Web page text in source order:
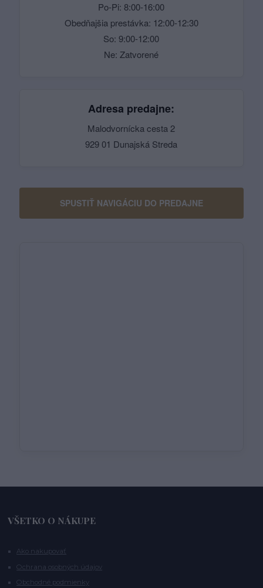
Po-Pi: 8:00-16:00
Obedňajšia prestávka: 12:00-12:30
So: 9:00-12:00
Ne: Zatvorené
Adresa predajne:
Malodvornícka cesta 2
929 01 Dunajská Streda
SPUSTIŤ NAVIGÁCIU DO PREDAJNE
VŠETKO O NÁKUPE
Ako nakupovať
Ochrana osobných údajov
Obchodné podmienky